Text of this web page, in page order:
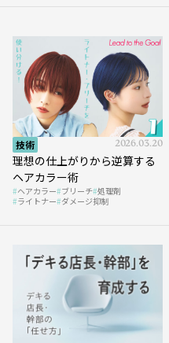
技術 2026.03.20
理想の仕上がりから逆算する
ヘアカラー術
ヘアカラー ブリーチ 処理剤
ライトナー ダメージ抑制